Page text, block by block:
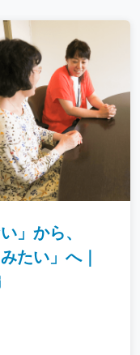
」から、
たい」へ｜